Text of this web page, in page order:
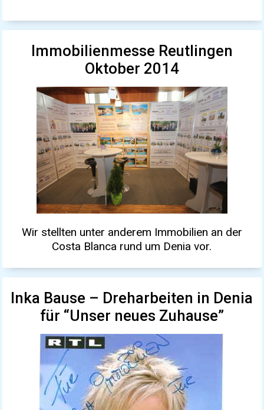
Immobilienmesse Reutlingen
Oktober 2014
Wir stellten unter anderem Immobilien an der
Costa Blanca rund um Denia vor.
Inka Bause – Dreharbeiten in Denia
für “Unser neues Zuhause”